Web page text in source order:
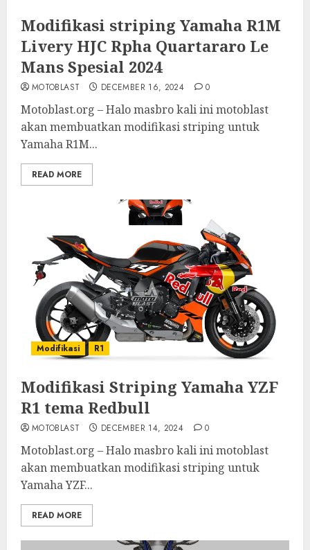
Modifikasi striping Yamaha R1M
Livery HJC Rpha Quartararo Le
Mans Spesial 2024
MOTOBLAST DECEMBER 16, 2024 0
Motoblast.org – Halo masbro kali ini motoblast
akan membuatkan modifikasi striping untuk
Yamaha R1M...
READ MORE
Modifikasi R1
Modifikasi Striping Yamaha YZF
R1 tema Redbull
MOTOBLAST DECEMBER 14, 2024 0
Motoblast.org – Halo masbro kali ini motoblast
akan membuatkan modifikasi striping untuk
Yamaha YZF...
READ MORE